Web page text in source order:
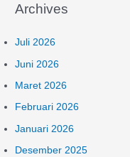
i
t
u
k
:
Archives
Juli 2026
Juni 2026
Maret 2026
Februari 2026
Januari 2026
Desember 2025